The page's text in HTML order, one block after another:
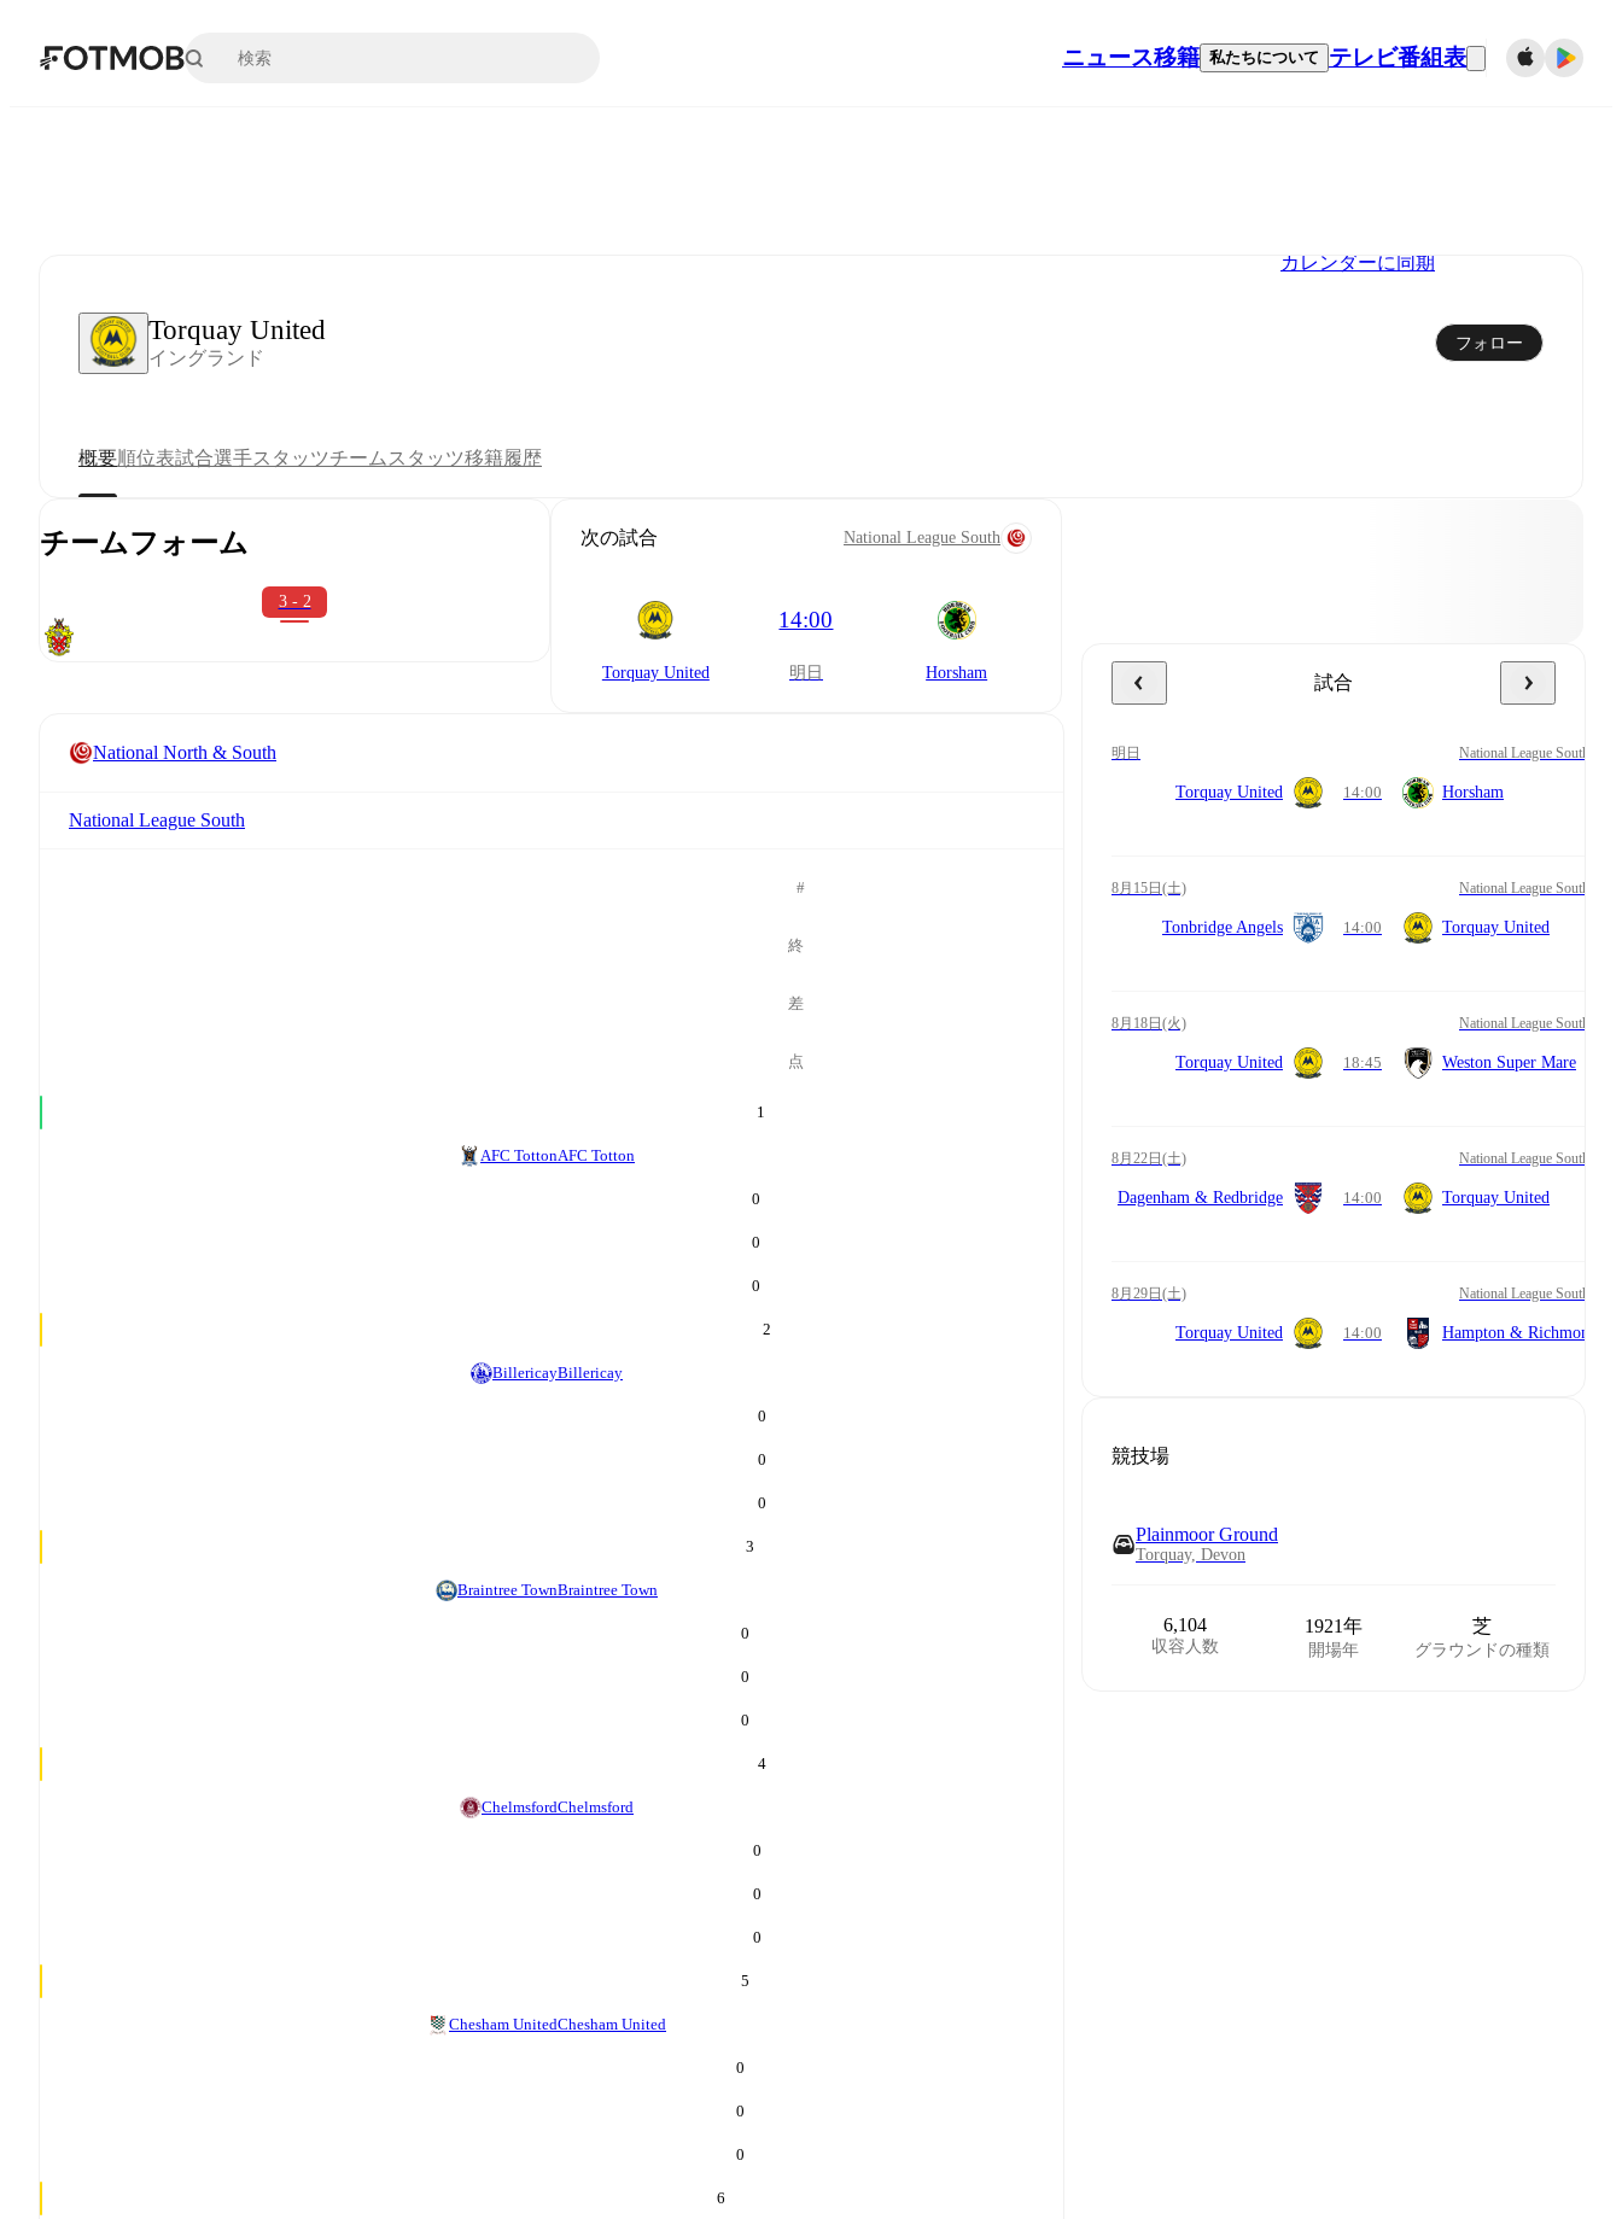
メインコンテンツへスキップ
ニュース移籍 私たちについて テレビ番組表
Torquay United
イングランド
カレンダーに同期
フォロー
概要順位表試合選手スタッツチームスタッツ移籍履歴
チームフォーム
3 - 2
次の試合 National League South
Torquay United
14:00
明日 Horsham
National North & South
National League South
#
終
差
点
1
AFC TottonAFC Totton
0
0
0
2
BillericayBillericay
0
0
0
3
Braintree TownBraintree Town
0
0
0
4
ChelmsfordChelmsford
0
0
0
5
Chesham UnitedChesham United
0
0
0
6
試合
明日 National League South
Torquay United 14:00 Horsham
8月15日(土) National League South
Tonbridge Angels 14:00 Torquay United
8月18日(火) National League South
Torquay United 18:45 Weston Super Mare
8月22日(土) National League South
Dagenham & Redbridge 14:00 Torquay United
8月29日(土) National League South
Torquay United 14:00 Hampton & Richmond
競技場
Plainmoor Ground
Torquay, Devon
6,104
収容人数
1921年
開場年
芝
グラウンドの種類